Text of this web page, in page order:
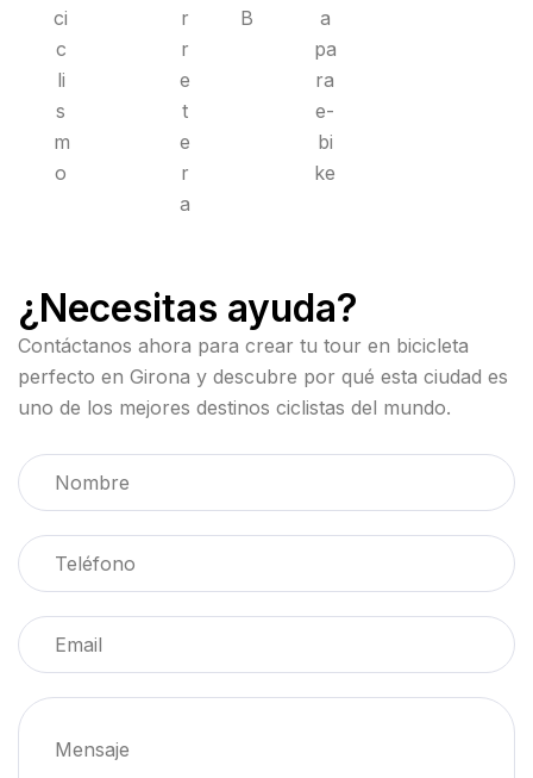
ci
c
li
s
m
o
r
r
e
t
e
r
a
B
a
pa
ra
e-
bi
ke
¿Necesitas ayuda?
Contáctanos ahora para crear tu tour en bicicleta
perfecto en Girona y descubre por qué esta ciudad es
uno de los mejores destinos ciclistas del mundo.